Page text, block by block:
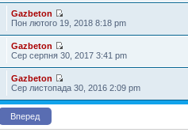
Gazbeton
Пон лютого 19, 2018 8:18 pm
Gazbeton
Сер серпня 30, 2017 3:41 pm
Gazbeton
Сер листопада 30, 2016 2:09 pm